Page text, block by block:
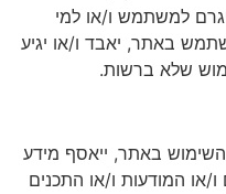
למשתמש ו/או למי
באתר, יאבד ו/או יגיע
שלא ברשות.
באתר, ייאסף מידע
או המודעות ו/או התכנים